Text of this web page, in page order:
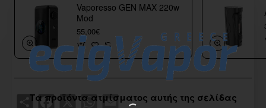
Τα προϊόντα ατμίσματος αυτής της σελίδας
Vaporesso GEN MAX 220w
Mod
55,00€
ShareFacebook
X WhatsApp
Email